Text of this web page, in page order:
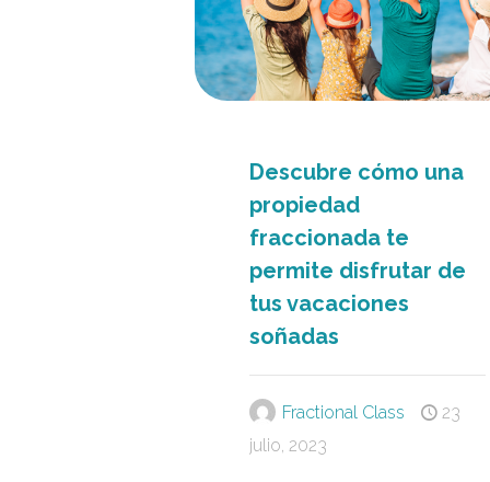
Descubre cómo una
propiedad
fraccionada te
permite disfrutar de
tus vacaciones
soñadas
Fractional Class
23
julio, 2023